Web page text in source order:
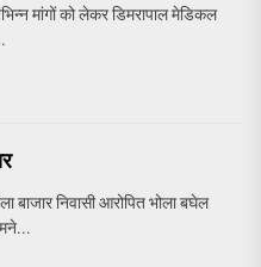
मांगों को लेकर डिमरापाल मेडिकल
बाजार निवासी आरोपित भोला बघेल